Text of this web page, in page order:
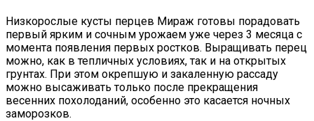
Низкорослые кусты перцев Мираж готовы порадовать
первый ярким и сочным урожаем уже через 3 месяца с
момента появления первых ростков. Выращивать перец
можно, как в тепличных условиях, так и на открытых
грунтах. При этом окрепшую и закаленную рассаду
можно высаживать только после прекращения
весенних похолоданий, особенно это касается ночных
заморозков.